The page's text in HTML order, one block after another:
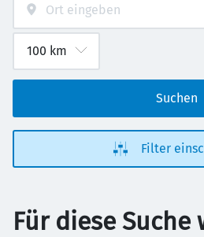
Suchen
Filter
Für diese Suche